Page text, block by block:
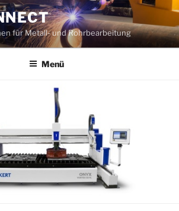
für Metall- und Rohrbearbeitung
Menü